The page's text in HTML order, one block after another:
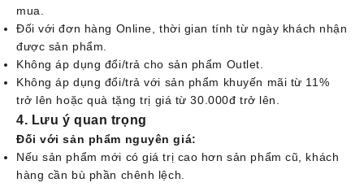
mua.
Đối với đơn hàng Online, thời gian tính từ ngày khách nhận
được sản phẩm.
Không áp dụng đổi/trả cho sản phẩm Outlet.
Không áp dụng đổi/trả với sản phẩm khuyến mãi từ 11%
trở lên hoặc quà tặng trị giá từ 30.000đ trở lên.
4. Lưu ý quan trọng
Đối với sản phẩm nguyên giá:
Nếu sản phẩm mới có giá trị cao hơn sản phẩm cũ, khách
hàng cần bù phần chênh lệch.